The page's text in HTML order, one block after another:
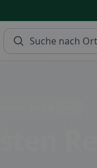
Bars & Cafés